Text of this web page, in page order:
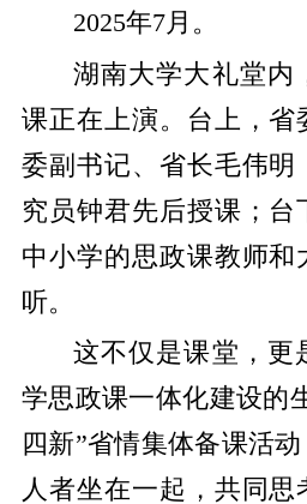
2025年7月。
湖南大学大礼堂内
课正在上演。台上，省
委副书记、省长毛伟明
究员钟君先后授课；台
中小学的思政课教师和
听。
这不仅是课堂，更
学思政课一体化建设
四新”省情集体备课活
人者坐在一起，共同